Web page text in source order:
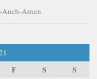
Anch-Amun
F S
S